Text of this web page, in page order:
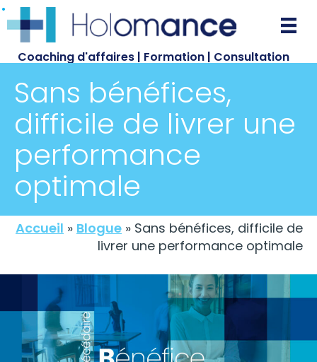
Passer
au
contenu
principal
Coaching d'affaires | Formation | Consultation
Sans bénéfices,
difficile de livrer une
performance
optimale
Accueil » Blogue » Sans bénéfices, difficile de
livrer une performance optimale